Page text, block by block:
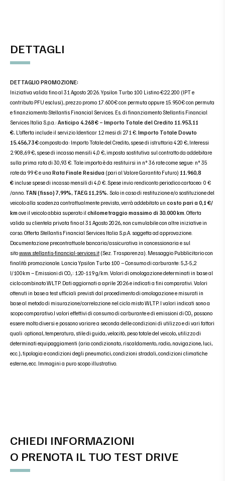
DETTAGLI
DETTAGLIO PROMOZIONE:
Iniziativa valida fino al 31 Agosto 2026. Ypsilon Turbo 100 Listino €22.200 (IPT e
contributo PFU esclusi), prezzo promo 17.600€ con permuta oppure 15.950€ con permuta
e finanziamento Stellantis Financial Services. Es. di finanziamento Stellantis Financial
Services Italia S.p.a.: Anticipo 4.268 € – Importo Totale del Credito 11.953,11
€. L’offerta include il servizio Identicar 12 mesi di 271 €. Importo Totale Dovuto
15.456,73 €composto da: Importo Totale del Credito, spese di istruttoria 420 €, Interessi
2.908,69 €, spese di incasso mensili 4,0 €, imposta sostitutiva sul contratto da addebitare
sulla prima rata di 30,93 €. Tale importo è da restituirsi in n° 36 rate come segue: n° 35
rate da 99 € e una Rata Finale Residua (pari al Valore Garantito Futuro) 11.960,8
€incluse spese di incasso mensili di 4,0 €. Spese invio rendiconto periodico cartaceo: 0 €
/anno. TAN (fisso) 7,99%, TAEG 11,25%. Solo in caso di restituzione e/o sostituzione del
veicolo alla scadenza contrattualmente prevista, verrà addebitato un costo pari a 0,1 €/
km ove il veicolo abbia superato il chilometraggio massimo di 30.000 km . Offerta
valida su clientela privata fino al 31 Agosto 2026, non cumulabile con altre iniziative in
corso. Offerta Stellantis Financial Services Italia S.p.A. soggetta ad approvazione.
Documentazione precontrattuale bancaria/assicurativa in concessionaria e sul
sitowww.stellantis-financial-services.it (Sez. Trasparenza). Messaggio Pubblicitario con
finalità promozionale. Lancia Ypsilon Turbo 100 – Consumo di carburante: 5,3-5,2
l/100km – Emissioni di CO₂: 120-119 g/km. Valori di omologazione determinati in base al
ciclo combinato WLTP. Dati aggiornati a aprile 2026 e indicati a fini comparativi. Valori
ottenuti in base a test ufficiali previsti dal procedimento di omologazione e misurati in
base al metodo di misurazione/correlazione nel ciclo misto WLTP. I valori indicati sono a
scopo comparativo.I valori effettivi di consumo di carburante e di emissioni di CO₂ possono
essere molto diversi e possono variare a seconda delle condizioni di utilizzo e di vari fattori
quali: optional, temperatura, stile di guida, velocità, peso totale del veicolo, utilizzo di
determinati equipaggiamenti (aria condizionata, riscaldamento, radio, navigazione, luci,
ecc.), tipologia e condizioni degli pneumatici, condizioni stradali, condizioni climatiche
esterne, ecc. Immagini a puro scopo illustrativo.
CHIEDI INFORMAZIONI
O PRENOTA IL TUO TEST DRIVE